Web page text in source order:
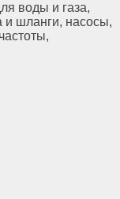
воды и газа,
и шланги, насосы,